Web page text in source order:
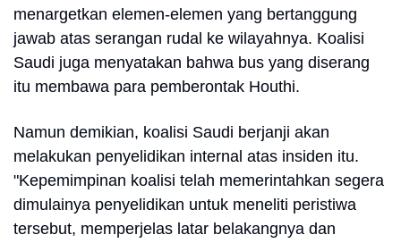
menargetkan elemen-elemen yang bertanggung
jawab atas serangan rudal ke wilayahnya. Koalisi
Saudi juga menyatakan bahwa bus yang diserang
itu membawa para pemberontak Houthi.
Namun demikian, koalisi Saudi berjanji akan
melakukan penyelidikan internal atas insiden itu.
"Kepemimpinan koalisi telah memerintahkan segera
dimulainya penyelidikan untuk meneliti peristiwa
tersebut, memperjelas latar belakangnya dan